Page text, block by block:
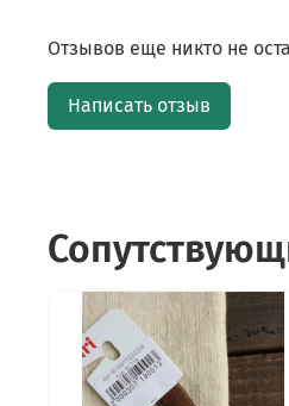
Отзывов еще никто не
Написать отзыв